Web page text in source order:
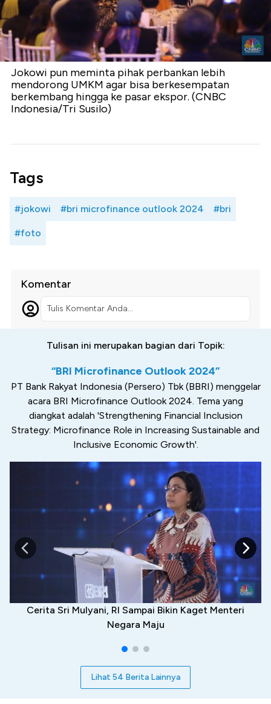
Jokowi pun meminta pihak perbankan lebih
mendorong UMKM agar bisa berkesempatan
berkembang hingga ke pasar ekspor. (CNBC
Indonesia/Tri Susilo)
Tags
#jokowi #bri microfinance outlook 2024 #bri
#foto
Komentar
Tulis Komentar Anda...
Tulisan ini merupakan bagian dari Topik:
“BRI Microfinance Outlook 2024”
PT Bank Rakyat Indonesia (Persero) Tbk (BBRI) menggelar
acara BRI Microfinance Outlook 2024. Tema yang
diangkat adalah 'Strengthening Financial Inclusion
Strategy: Microfinance Role in Increasing Sustainable and
Inclusive Economic Growth'.
Cerita Sri Mulyani, RI Sampai Bikin Kaget Menteri
Negara Maju
Lihat 54 Berita Lainnya